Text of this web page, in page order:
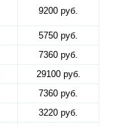
9200 руб.
5750 руб.
7360 руб.
29100 руб.
7360 руб.
3220 руб.